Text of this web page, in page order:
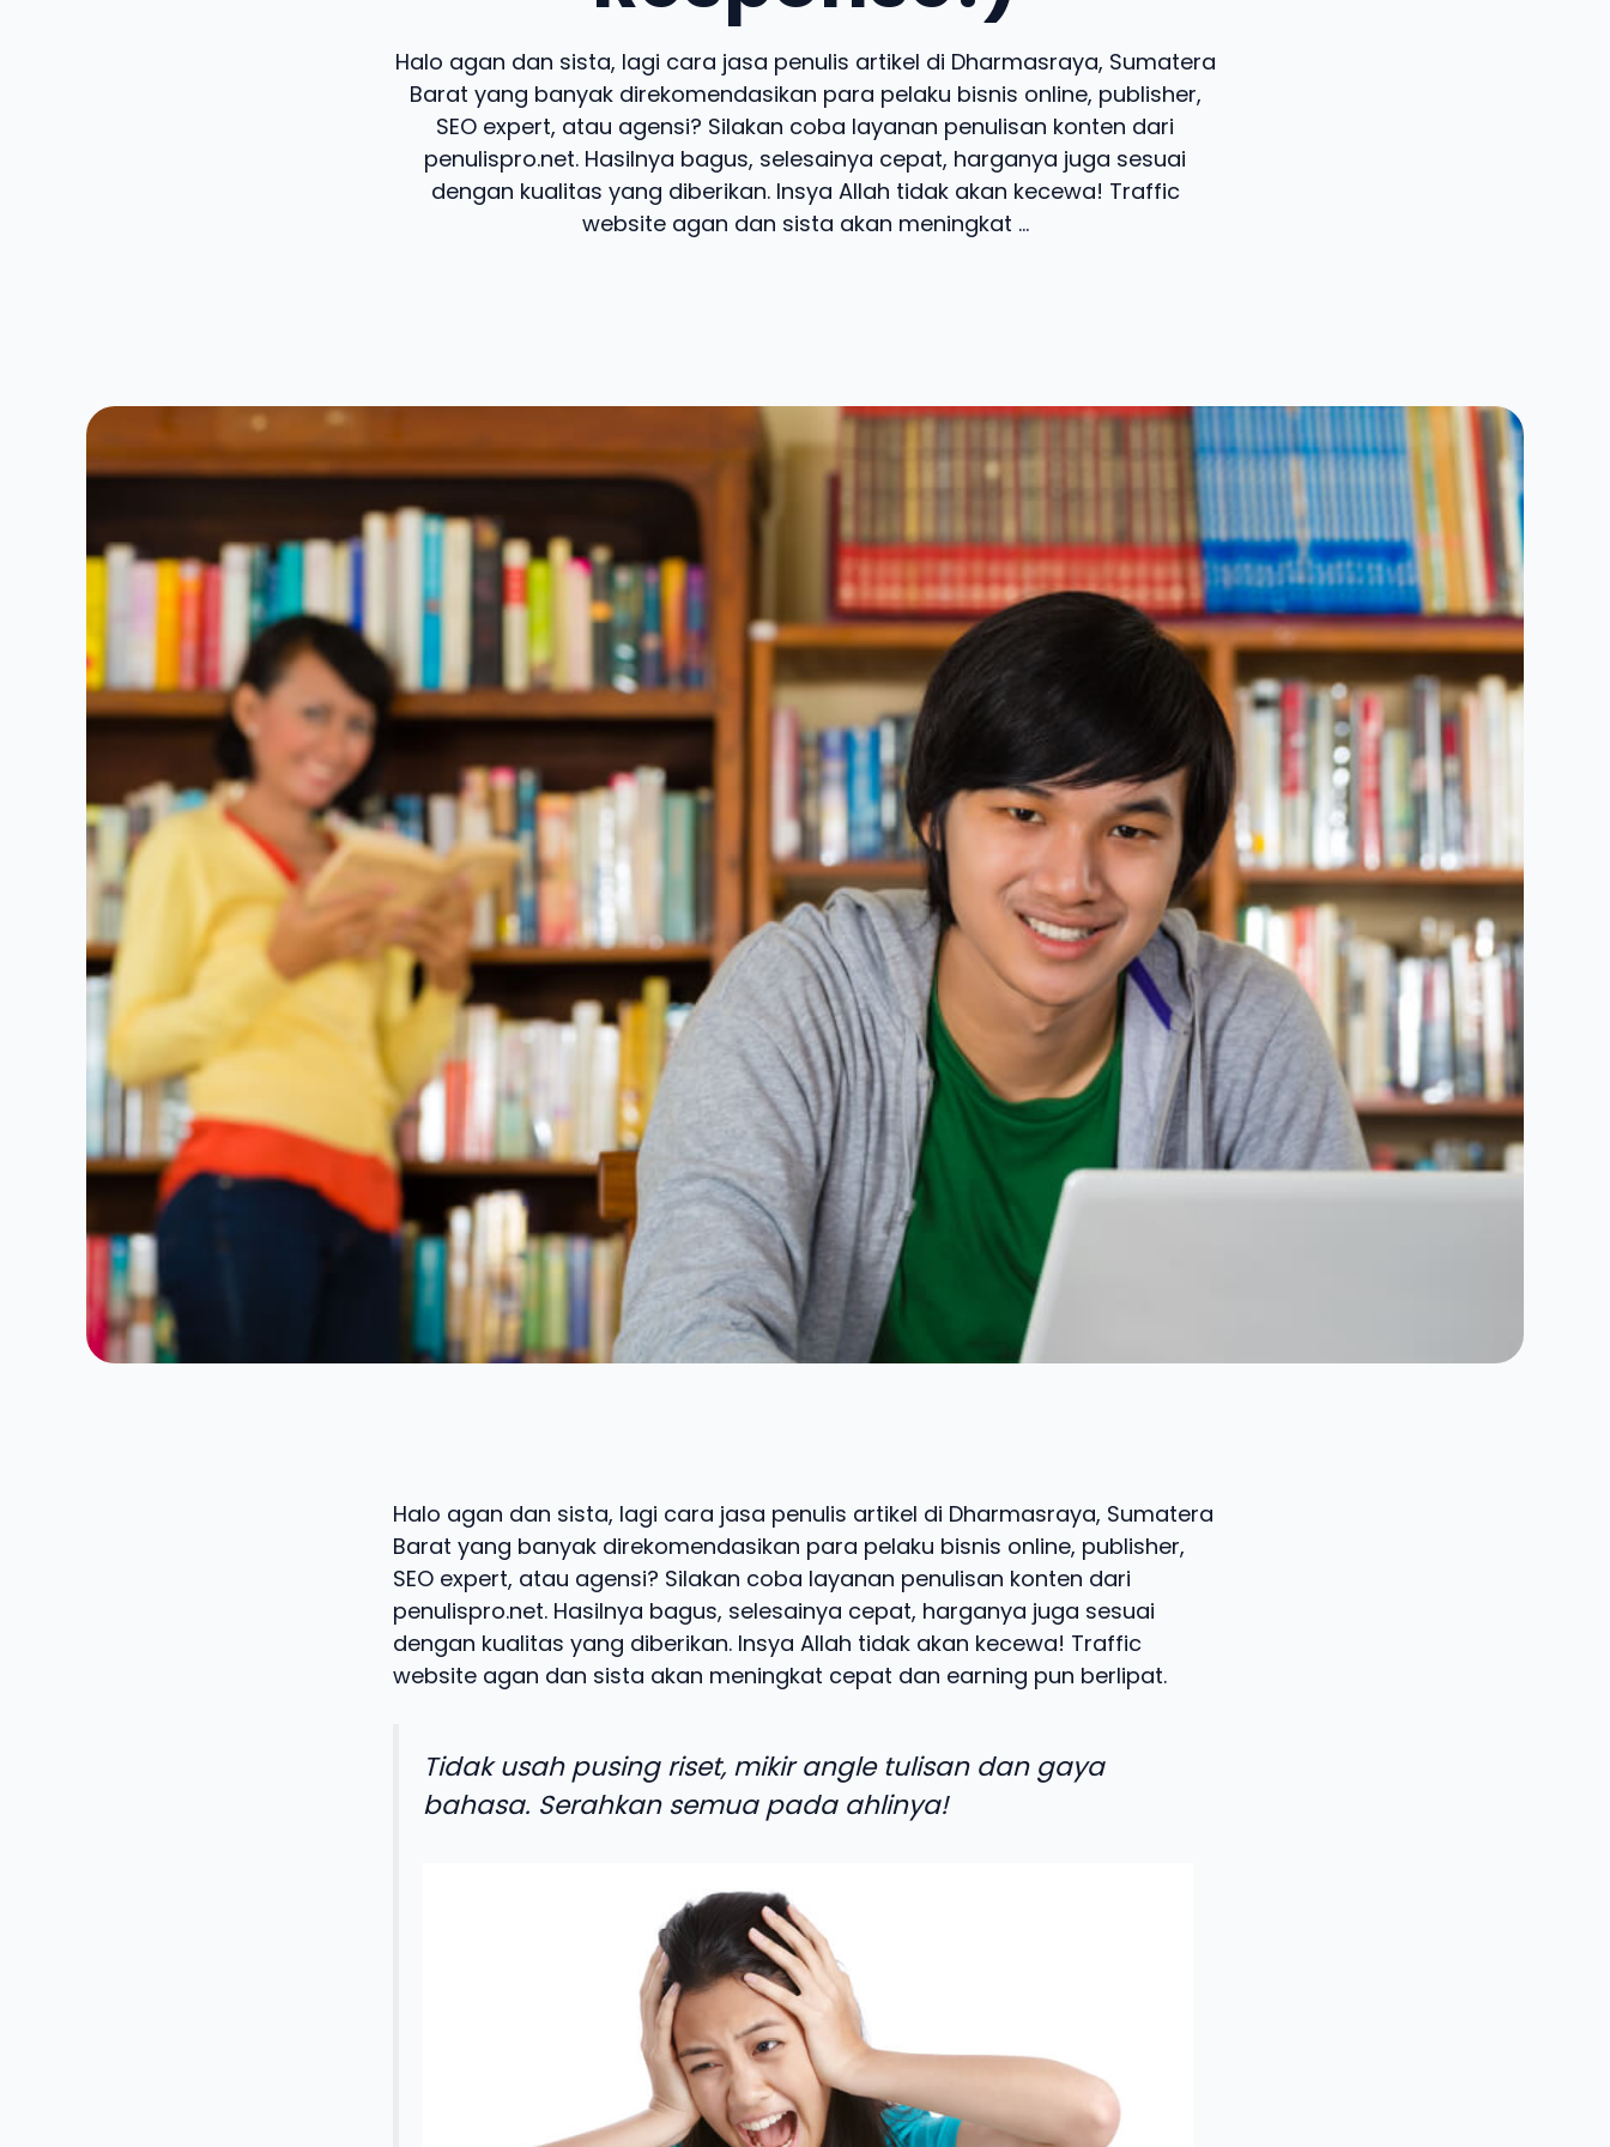
Halo agan dan sista, lagi cara jasa penulis artikel di Dharmasraya, Sumatera
Barat yang banyak direkomendasikan para pelaku bisnis online, publisher,
SEO expert, atau agensi? Silakan coba layanan penulisan konten dari
penulispro.net. Hasilnya bagus, selesainya cepat, harganya juga sesuai
dengan kualitas yang diberikan. Insya Allah tidak akan kecewa! Traffic
website agan dan sista akan meningkat ...
Halo agan dan sista, lagi cara jasa penulis artikel di Dharmasraya, Sumatera
Barat yang banyak direkomendasikan para pelaku bisnis online, publisher,
SEO expert, atau agensi? Silakan coba layanan penulisan konten dari
penulispro.net. Hasilnya bagus, selesainya cepat, harganya juga sesuai
dengan kualitas yang diberikan. Insya Allah tidak akan kecewa! Traffic
website agan dan sista akan meningkat cepat dan earning pun berlipat.
Tidak usah pusing riset, mikir angle tulisan dan gaya
bahasa. Serahkan semua pada ahlinya!